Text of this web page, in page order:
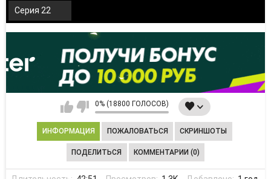
Серия 22
0% (18800 ГОЛОСОВ)
ИНФОРМАЦИЯ ПОЖАЛОВАТЬСЯ СКРИНШОТЫ
ПОДЕЛИТЬСЯ КОММЕНТАРИИ (0)